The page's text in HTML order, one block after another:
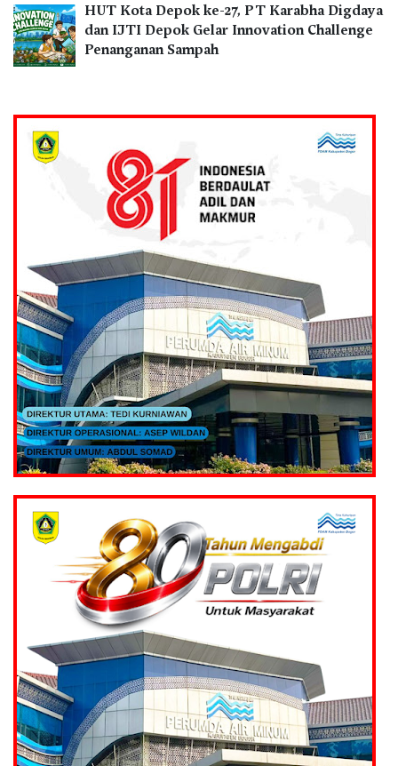
HUT Kota Depok ke-27, PT Karabha Digdaya
dan IJTI Depok Gelar Innovation Challenge
Penanganan Sampah